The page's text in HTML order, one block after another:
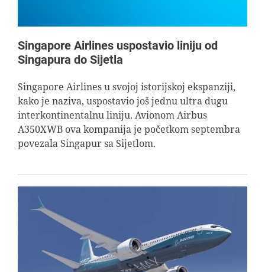
Singapore Airlines uspostavio liniju od
Singapura do Sijetla
Singapore Airlines u svojoj istorijskoj ekspanziji,
kako je naziva, uspostavio još jednu ultra dugu
interkontinentalnu liniju. Avionom Airbus
A350XWB ova kompanija je početkom septembra
povezala Singapur sa Sijetlom.